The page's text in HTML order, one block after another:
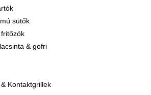
sütők
& gofri
Kontaktgrillek